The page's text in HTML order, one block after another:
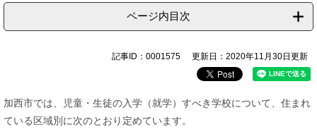
ページ内目次
記事ID：0001575 更新日：2020年11月30日更新
加西市では、児童・生徒の入学（就学）すべき学校について、住まれ
ている区域別に次のとおり定めています。